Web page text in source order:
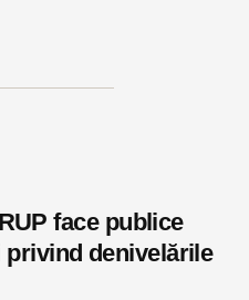
face publice
denivelările